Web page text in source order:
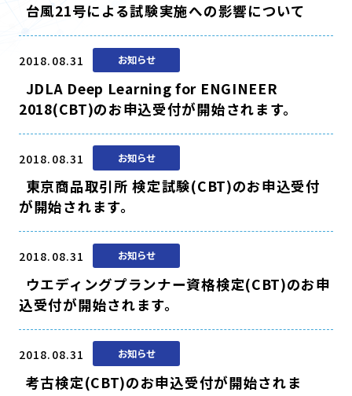
台風21号による試験実施への影響について
2018.08.31 お知らせ
JDLA Deep Learning for ENGINEER
2018(CBT)のお申込受付が開始されます。
2018.08.31 お知らせ
東京商品取引所 検定試験(CBT)のお申込受付
が開始されます。
2018.08.31 お知らせ
ウエディングプランナー資格検定(CBT)のお申
込受付が開始されます。
2018.08.31 お知らせ
考古検定(CBT)のお申込受付が開始されま